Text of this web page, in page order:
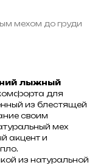
мехом до груди
лыжный
для
из блестящей
своим
мех
акцент и
из натуральной